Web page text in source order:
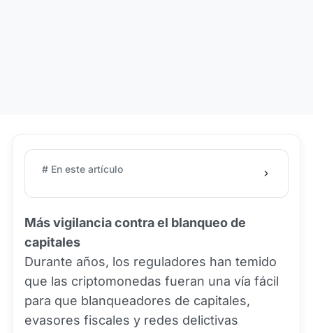
# En este artículo
Más vigilancia contra el blanqueo de
capitales
Durante años, los reguladores han temido
que las criptomonedas fueran una vía fácil
para que blanqueadores de capitales,
evasores fiscales y redes delictivas